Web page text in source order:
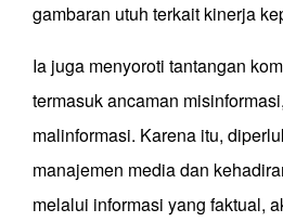
gambaran utuh terkait kinerja
Ia juga menyoroti tantangan
termasuk ancaman
malinformasi. Karena itu,
manajemen media dan
melalui informasi yang faktual,